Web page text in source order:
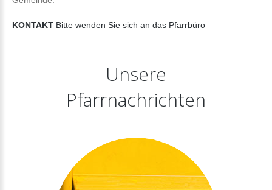
KONTAKT Bitte wenden Sie sich an das Pfarrbüro
Unsere
Pfarrnachrichten